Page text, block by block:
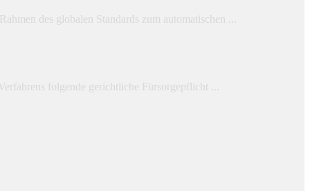
des globalen Standards zum automatischen ...
folgende gerichtliche Fürsorgepflicht ...